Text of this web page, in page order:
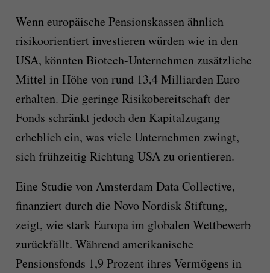
Wenn europäische Pensionskassen ähnlich
risikoorientiert investieren würden wie in den
USA, könnten Biotech-Unternehmen zusätzliche
Mittel in Höhe von rund 13,4 Milliarden Euro
erhalten. Die geringe Risikobereitschaft der
Fonds schränkt jedoch den Kapitalzugang
erheblich ein, was viele Unternehmen zwingt,
sich frühzeitig Richtung USA zu orientieren.
Eine Studie von Amsterdam Data Collective,
finanziert durch die Novo Nordisk Stiftung,
zeigt, wie stark Europa im globalen Wettbewerb
zurückfällt. Während amerikanische
Pensionsfonds 1,9 Prozent ihres Vermögens in